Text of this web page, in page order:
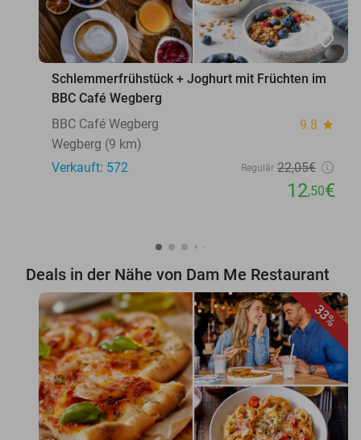
favorite_border
Schlemmerfrühstück + Joghurt mit Früchten im
BBC Café Wegberg
BBC Café Wegberg
9.8 star
Wegberg (9 km)
Verkauft: 572
Regulär 22,05€
12,50€
Deals in der Nähe von Dam Me Restaurant
33%